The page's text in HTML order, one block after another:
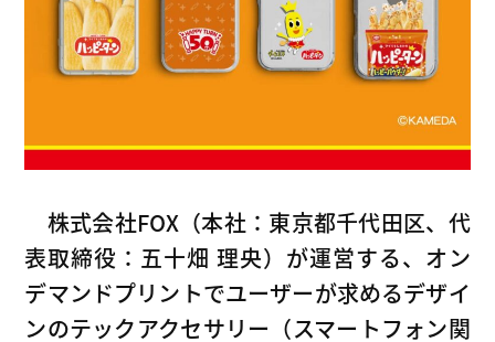
株式会社FOX（本社：東京都千代田区、代
表取締役：五十畑 理央）が運営する、オン
デマンドプリントでユーザーが求めるデザイ
ンのテックアクセサリー（スマートフォン関